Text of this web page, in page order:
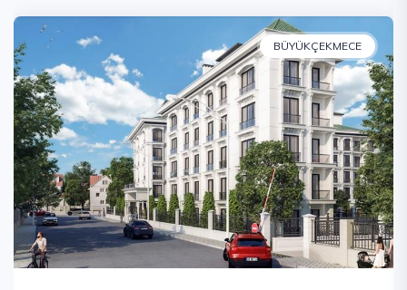
BÜYÜKÇEKMECE